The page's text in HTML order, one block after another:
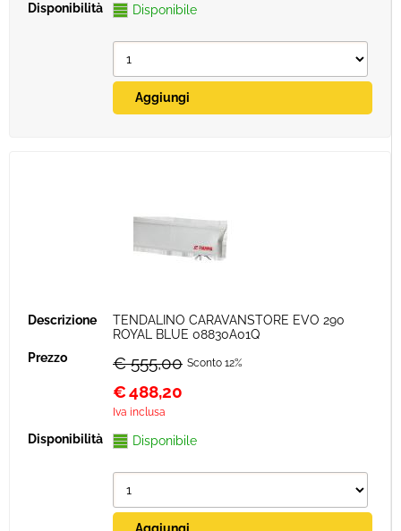
Disponibile
TENDALINO CARAVANSTORE EVO 290
ROYAL BLUE 08830A01Q
€ 555,00 Sconto 12%
€488,20
Iva inclusa
Disponibile